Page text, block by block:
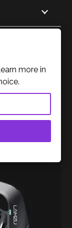
more in